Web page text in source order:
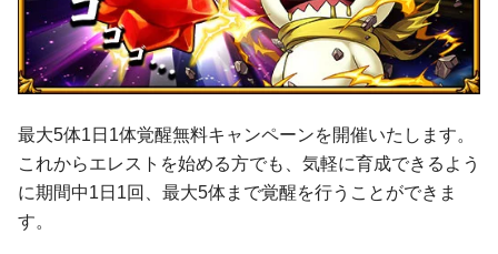
最大5体1日1体覚醒無料キャンペーンを開催いたします。
これからエレストを始める方でも、気軽に育成できるよう
に期間中1日1回、最大5体まで覚醒を行うことができま
す。